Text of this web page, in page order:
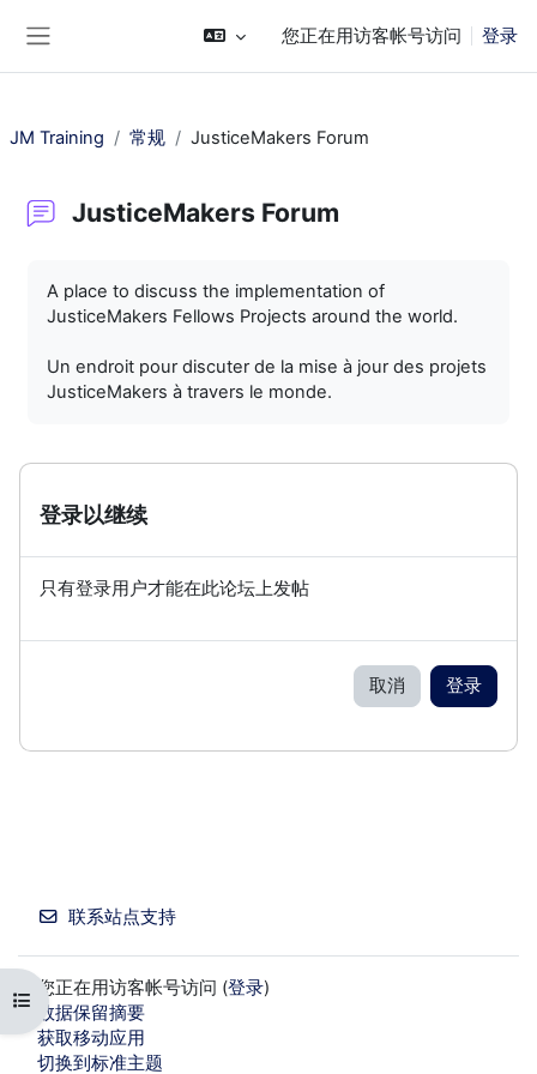
您正在用访客帐号访问 登录
打开课程索引
JM Training 常规 JusticeMakers Forum
JusticeMakers Forum
A place to discuss the implementation of
JusticeMakers Fellows Projects around the world.
Un endroit pour discuter de la mise à jour des projets
JusticeMakers à travers le monde.
登录以继续
只有登录用户才能在此论坛上发帖
取消 登录
联系站点支持
您正在用访客帐号访问 (登录)
‎数据保留摘要‎
获取移动应用
切换到标准主题